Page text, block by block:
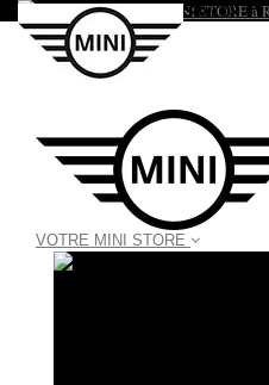
Appelez-nous au :02 99 25 06 00
VOTRE MINI STORE